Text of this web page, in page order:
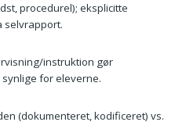
procedurel); eksplicitte
selvrapport.
instruktion gør
for eleverne.
(dokumenteret, kodificeret) vs.